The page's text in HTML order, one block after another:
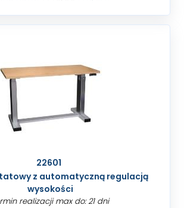
22601
z automatyczną regulacją
wysokości
realizacji max do: 21 dni